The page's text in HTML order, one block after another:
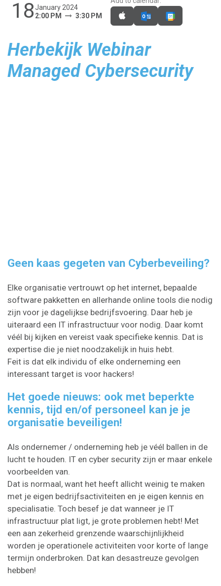
18January 2024
2:00 PM
3:30 PM
Herbekijk Webinar
Managed Cybersecurity
Geen kaas gegeten van Cyberbeveiling?
Elke organisatie vertrouwt op het internet, bepaalde
software pakketten en allerhande online tools die nodig
zijn voor je dagelijkse bedrijfsvoering. Daar heb je
uiteraard een IT infrastructuur voor nodig. Daar komt
véél bij kijken en vereist vaak specifieke kennis. Dat is
expertise die je niet noodzakelijk in huis hebt.
Feit is dat elk individu of elke onderneming een
interessant target is voor hackers!
Het goede nieuws: ook met beperkte
kennis, tijd en/of personeel kan je je
organisatie beveiligen!
Als ondernemer / onderneming heb je véél ballen in de
lucht te houden. IT en cyber security zijn er maar enkele
voorbeelden van.
Dat is normaal, want het heeft allicht weinig te maken
met je eigen bedrijfsactiviteiten en je eigen kennis en
specialisatie. Toch besef je dat wanneer je IT
infrastructuur plat ligt, je grote problemen hebt! Met
een aan zekerheid grenzende waarschijnlijkheid
worden je operationele activiteiten voor korte of lange
termijn onderbroken. Dat kan desastreuze gevolgen
hebben!